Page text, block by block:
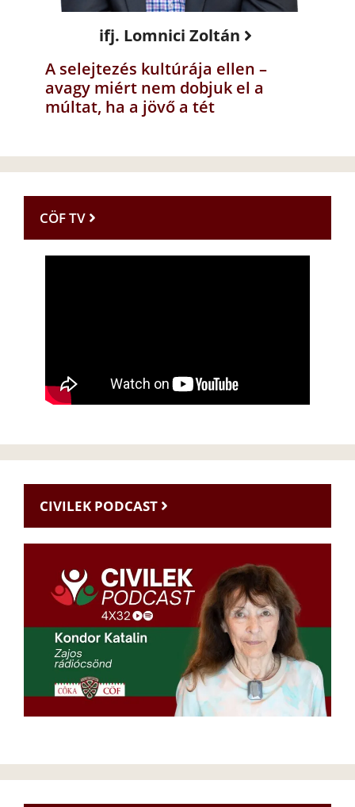
ifj. Lomnici Zoltán
A selejtezés kultúrája ellen –
avagy miért nem dobjuk el a
múltat, ha a jövő a tét
CÖF TV
CIVILEK PODCAST